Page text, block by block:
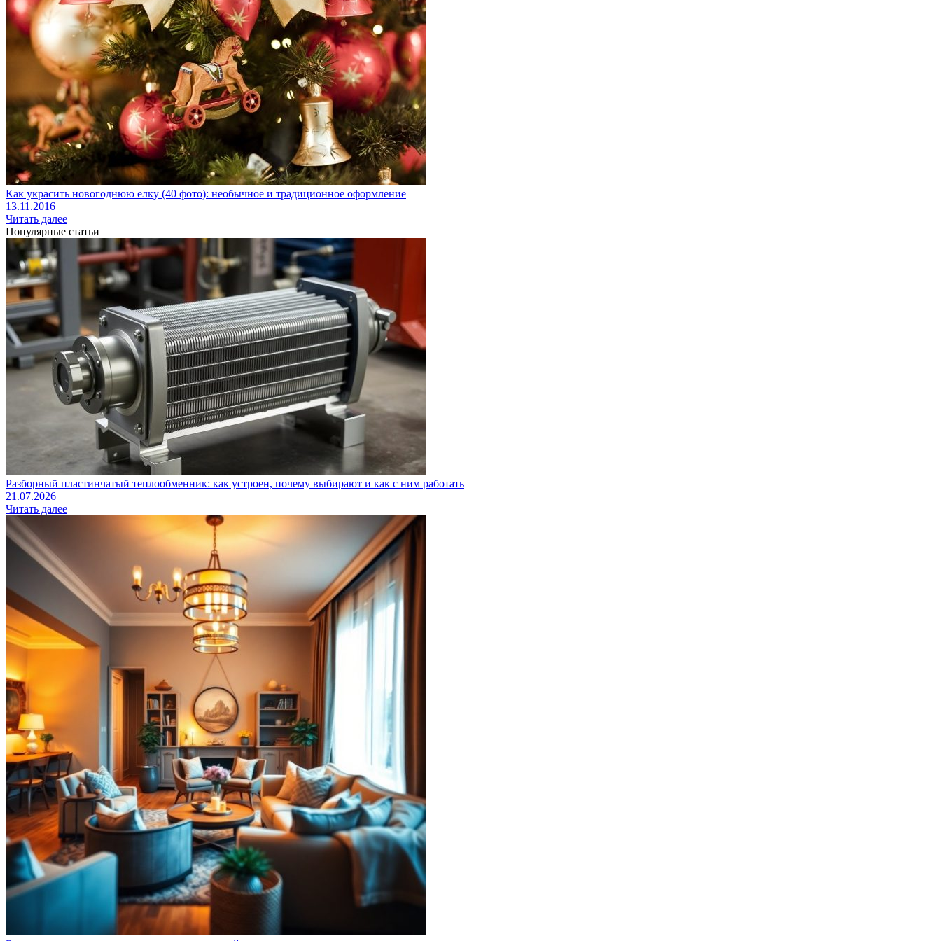
Как украсить новогоднюю елку (40 фото): необычное и традиционное оформление
13.11.2016
Читать далее
Популярные статьи
Разборный пластинчатый теплообменник: как устроен, почему выбирают и как с ним работать
21.07.2026
Читать далее